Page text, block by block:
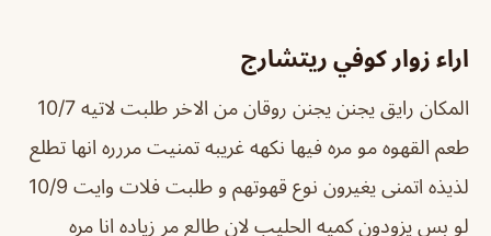
اراء زوار كوفي ريتشارج
المكان رايق يجنن يجنن روقان من الاخر طلبت لاتيه 10/7
طعم القهوه مو مره فيها نكهه غريبه تمنيت مررره انها تطلع
لذيذه اتمنى يغيرون نوع قهوتهم و طلبت فلات وايت 10/9
لو بس يزودون كميه الحليب لان طالع مر زياده انا مره